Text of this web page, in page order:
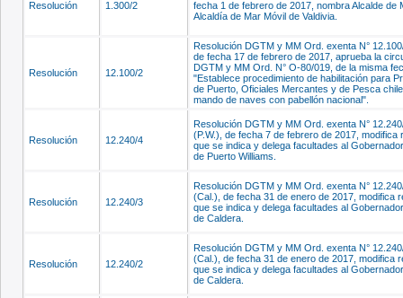
Resolución 1.300/2
fecha 1 de febrero de 2017, nombra Alcalde de
Alcaldía de Mar Móvil de Valdivia.
Resolución 12.100/2
Resolución DGTM y MM Ord. exenta N°
de fecha 17 de febrero de 2017, aprueba la
DGTM y MM Ord. N° O-80/019, de la misma
"Establece procedimiento de habilitación para
de Puerto, Oficiales Mercantes y de Pesca
mando de naves con pabellón nacional".
Resolución 12.240/4
Resolución DGTM y MM Ord. exenta N°
(P.W.), de fecha 7 de febrero de 2017, modifica
que se indica y delega facultades al
de Puerto Williams.
Resolución 12.240/3
Resolución DGTM y MM Ord. exenta N°
(Cal.), de fecha 31 de enero de 2017, modifica
que se indica y delega facultades al
de Caldera.
Resolución 12.240/2
Resolución DGTM y MM Ord. exenta N°
(Cal.), de fecha 31 de enero de 2017, modifica
que se indica y delega facultades al
de Caldera.